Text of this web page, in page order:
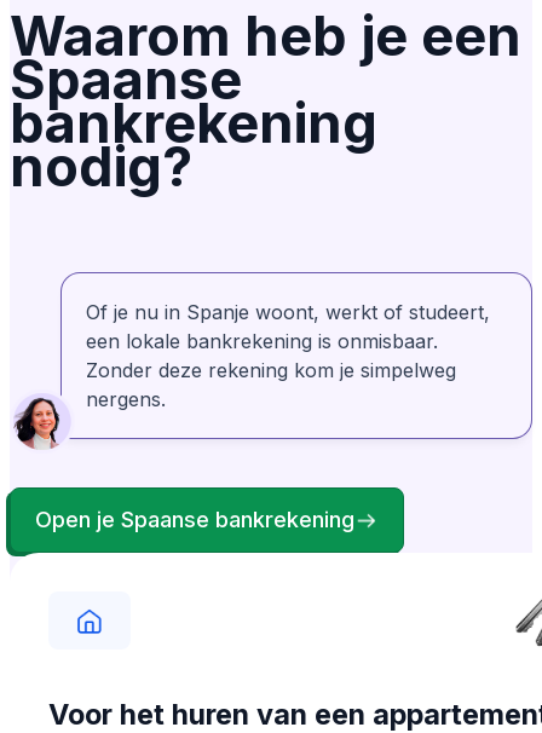
gedaan!
LR Lily Redlingshafer Geverifieerd
Uit Verenigde Staten
Ze nemen de tijd om het gehele proces uit te
geweldig!
BB Bonney Brown
Waarom heb je een
Spaanse
bankrekening
nodig?
Of je nu in Spanje woont, werkt of studeert,
een lokale bankrekening is onmisbaar.
Zonder deze rekening kom je simpelweg
nergens.
Open je Spaanse bankrekening
Voor het huren van een